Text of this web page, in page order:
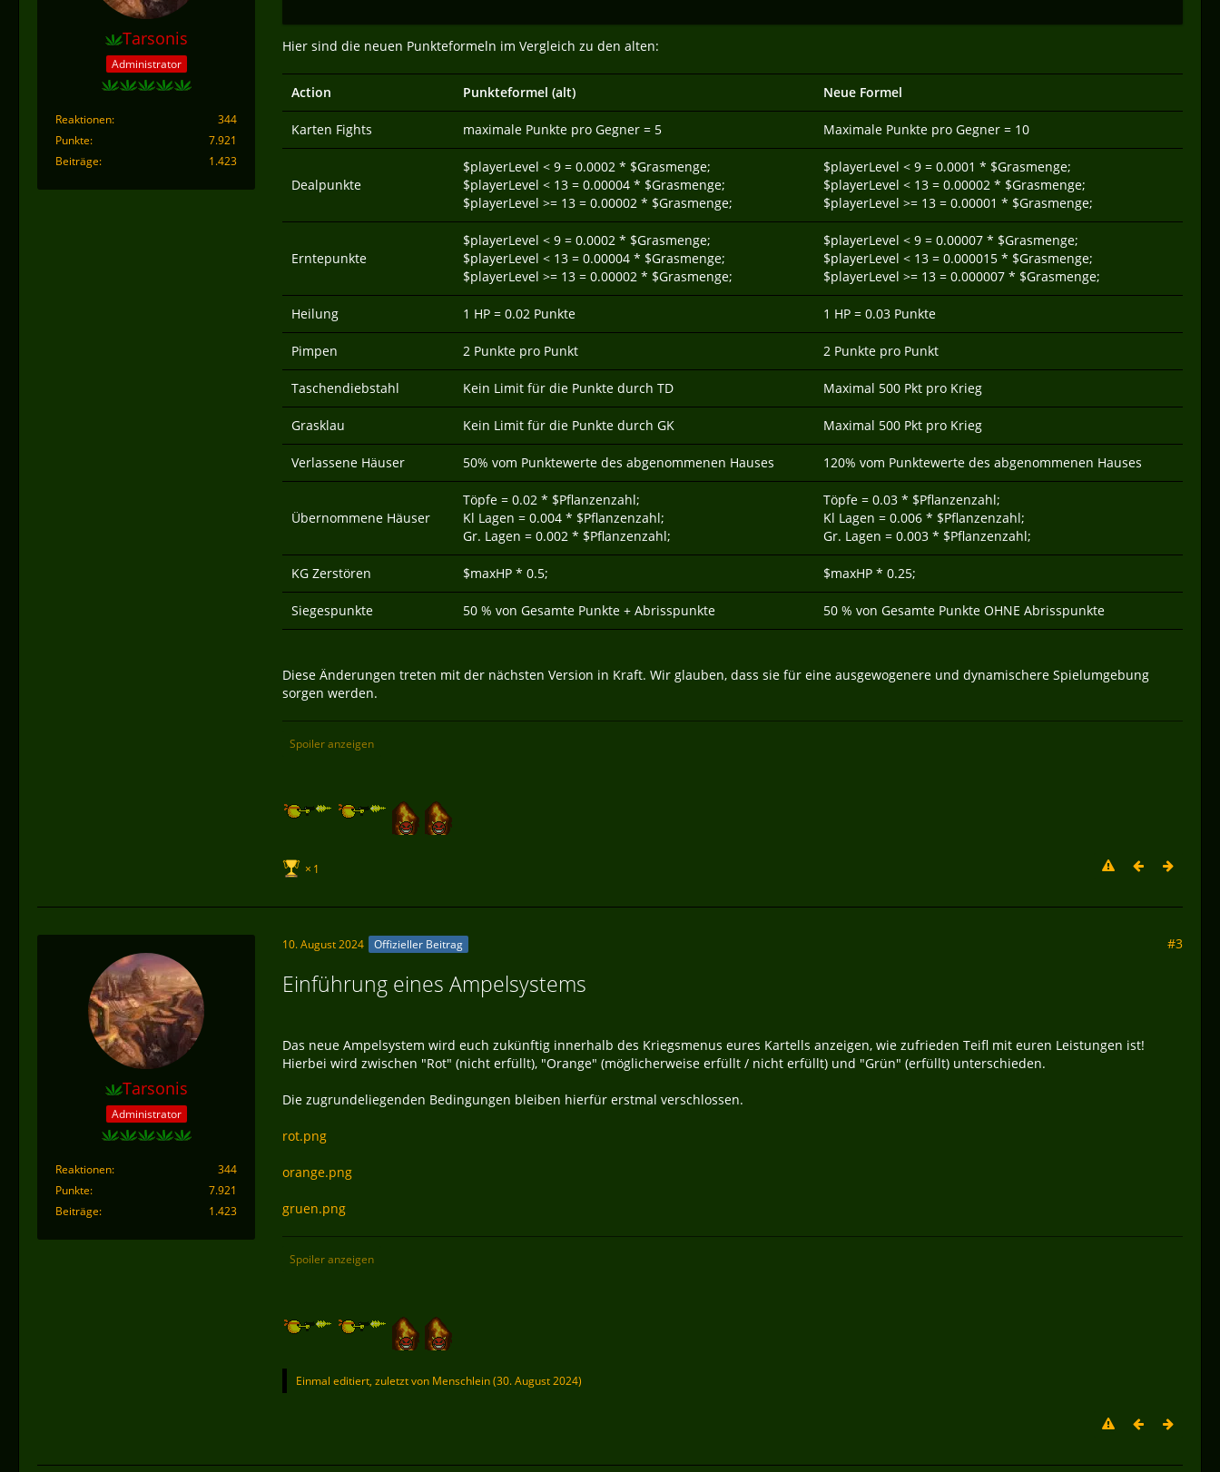
Tarsonis
Administrator
Reaktionen
344
Punkte
7.921
Beiträge
1.423
Hier sind die neuen Punkteformeln im Vergleich zu den alten:
Action Punkteformel (alt) Neue Formel
Karten Fights maximale Punkte pro Gegner = 5 Maximale Punkte pro Gegner = 10
Dealpunkte
$playerLevel < 9 = 0.0002 * $Grasmenge;
$playerLevel < 13 = 0.00004 * $Grasmenge;
$playerLevel >= 13 = 0.00002 * $Grasmenge;
$playerLevel < 9 = 0.0001 * $Grasmenge;
$playerLevel < 13 = 0.00002 * $Grasmenge;
$playerLevel >= 13 = 0.00001 * $Grasmenge;
Erntepunkte
$playerLevel < 9 = 0.0002 * $Grasmenge;
$playerLevel < 13 = 0.00004 * $Grasmenge;
$playerLevel >= 13 = 0.00002 * $Grasmenge;
$playerLevel < 9 = 0.00007 * $Grasmenge;
$playerLevel < 13 = 0.000015 * $Grasmenge;
$playerLevel >= 13 = 0.000007 * $Grasmenge;
Heilung 1 HP = 0.02 Punkte 1 HP = 0.03 Punkte
Pimpen 2 Punkte pro Punkt 2 Punkte pro Punkt
Taschendiebstahl Kein Limit für die Punkte durch TD Maximal 500 Pkt pro Krieg
Grasklau Kein Limit für die Punkte durch GK Maximal 500 Pkt pro Krieg
Verlassene Häuser 50% vom Punktewerte des abgenommenen Hauses 120% vom Punktewerte des abgenommenen Hauses
Übernommene Häuser
Töpfe = 0.02 * $Pflanzenzahl;
Kl Lagen = 0.004 * $Pflanzenzahl;
Gr. Lagen = 0.002 * $Pflanzenzahl;
Töpfe = 0.03 * $Pflanzenzahl;
Kl Lagen = 0.006 * $Pflanzenzahl;
Gr. Lagen = 0.003 * $Pflanzenzahl;
KG Zerstören $maxHP * 0.5; $maxHP * 0.25;
Siegespunkte 50 % von Gesamte Punkte + Abrisspunkte 50 % von Gesamte Punkte OHNE Abrisspunkte
Diese Änderungen treten mit der nächsten Version in Kraft. Wir glauben, dass sie für eine ausgewogenere und dynamischere Spielumgebung
sorgen werden.
Spoiler anzeigen
1
Tarsonis
Administrator
Reaktionen
344
Punkte
7.921
Beiträge
1.423
10. August 2024 Offizieller Beitrag #3
Einführung eines Ampelsystems
Das neue Ampelsystem wird euch zukünftig innerhalb des Kriegsmenus eures Kartells anzeigen, wie zufrieden Teifl mit euren Leistungen ist!
Hierbei wird zwischen "Rot" (nicht erfüllt), "Orange" (möglicherweise erfüllt / nicht erfüllt) und "Grün" (erfüllt) unterschieden.
Die zugrundeliegenden Bedingungen bleiben hierfür erstmal verschlossen.
rot.png
orange.png
gruen.png
Spoiler anzeigen
Einmal editiert, zuletzt von Menschlein(30. August 2024)